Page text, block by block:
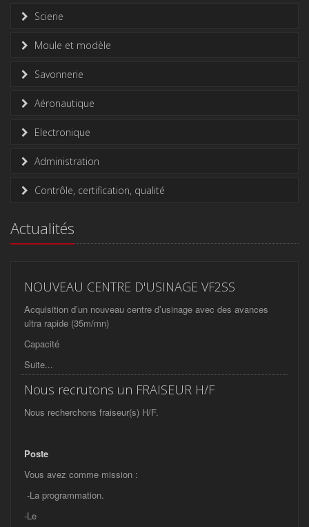
Scierie
Moule et modèle
Savonnerie
Aéronautique
Electronique
Administration
Contrôle, certification, qualité
Actualités
NOUVEAU CENTRE D'USINAGE VF2SS
Acquisition d’un nouveau centre d’usinage avec des avances
ultra rapide (35m/mn)
Capacité
Suite...
Nous recrutons un FRAISEUR H/F
Nous recherchons fraiseur(s) H/F.
Poste
Vous avez comme mission :
-La programmation.
-Le